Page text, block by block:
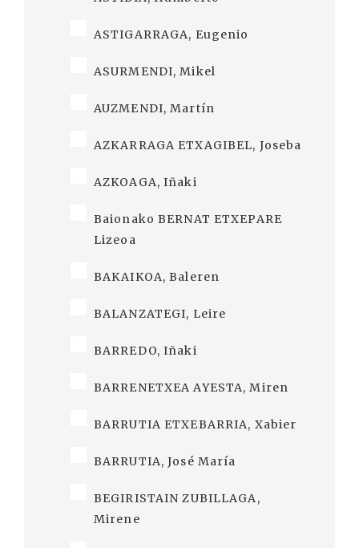
ASTIGARRAGA, Eugenio
ASURMENDI, Mikel
AUZMENDI, Martín
AZKARRAGA ETXAGIBEL, Joseba
AZKOAGA, Iñaki
Baionako BERNAT ETXEPARE
Lizeoa
BAKAIKOA, Baleren
BALANZATEGI, Leire
BARREDO, Iñaki
BARRENETXEA AYESTA, Miren
BARRUTIA ETXEBARRIA, Xabier
BARRUTIA, José María
BEGIRISTAIN ZUBILLAGA,
Mirene